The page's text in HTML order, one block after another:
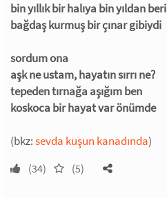
bin yıllık bir halıya bin yıldan beri
bağdaş kurmuş bir çınar gibiydi
sordum ona
aşk ne ustam, hayatın sırrı ne?
tepeden tırnağa aşığım ben
koskoca bir hayat var önümde
(bkz:sevda kuşun kanadında)
(34) (5)